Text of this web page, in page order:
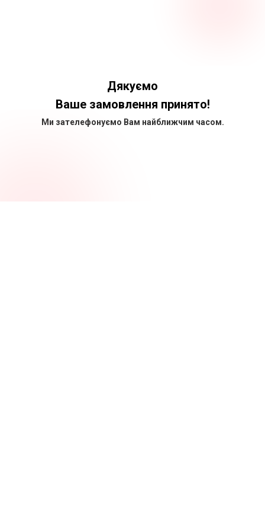
Дякуємо
Ваше замовлення принято!
Ми зателефонуємо Вам найближчим часом.